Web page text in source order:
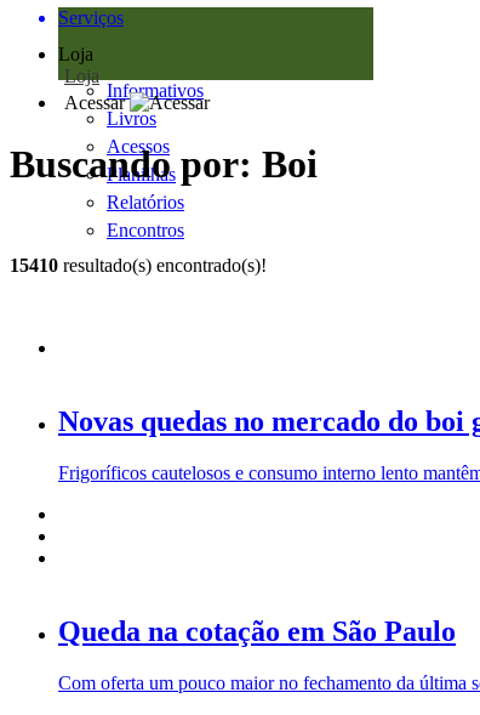
Serviços
Loja
Loja
Informativos
Livros
Acessos
Planilhas
Relatórios
Encontros
Acessar
Buscando por: Boi
15410 resultado(s) encontrado(s)!
Novas quedas no mercado do boi
Frigoríficos cautelosos e consumo interno lento
Queda na cotação em São Paulo
Com oferta um pouco maior no fechamento da última